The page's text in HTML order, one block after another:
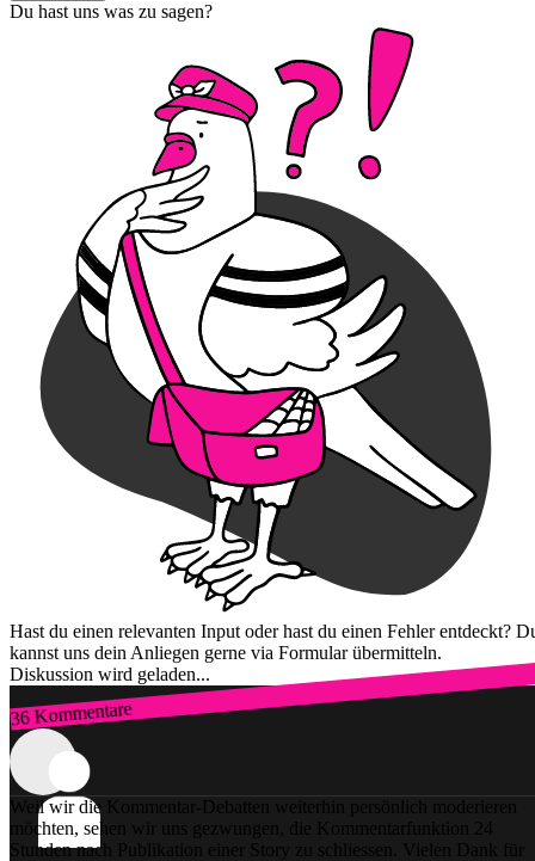
Du hast uns was zu sagen?
Hast du einen relevanten Input oder hast du einen Fehler entdeckt?
kannst uns dein Anliegen gerne via Formular übermitteln.
Diskussion wird geladen...
36 Kommentare
Zum Login
Weil wir die Kommentar-Debatten weiterhin persönlich moderieren
möchten, sehen wir uns gezwungen, die Kommentarfunktion 24
Stunden nach Publikation einer Story zu schliessen. Vielen Dank für